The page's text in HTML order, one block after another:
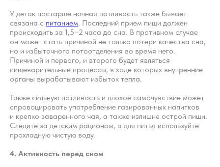
У деток постарше ночная потливость также бывает
связана с питанием. Последний прием пищи должен
происходить за 1,5−2 часа до сна. В противном случае
он может стать причиной не только потери качества сна,
но и избыточного потоотделения во время него.
Причиной и первого, и второго будет являться
пищеварительные процессы, в ходе которых внутренние
органы вырабатывают избыток тепла.
Также сильную потливость и плохое самочувствие может
спровоцировать употребление газированных напитков
и крепко заваренного чая, а также излишне острой пищи.
Следите за детским рационом, а для питья используйте
прохладную чистую воду.
4. Активность перед сном